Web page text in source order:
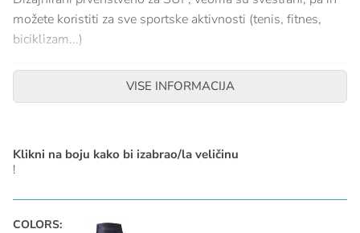
možete koristiti za sve sportske aktivnosti (tenis, fitnes,
biciklizam...)
VISE INFORMACIJA
Klikni na boju kako bi izabrao/la veličinu
!
COLORS: